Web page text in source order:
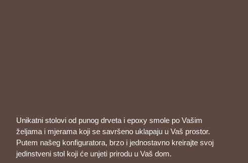
Unikatni stolovi od punog drveta i epoxy smole po Vašim
željama i mjerama koji se savršeno uklapaju u Vaš prostor.
Putem našeg konfiguratora, brzo i jednostavno kreirajte svoj
jedinstveni stol koji će unjeti prirodu u Vaš dom.